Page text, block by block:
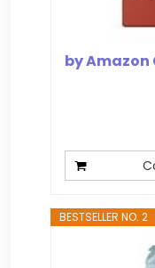
by Amazon
BESTSELLER NO. 2